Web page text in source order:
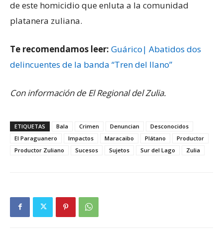
de este homicidio que enluta a la comunidad
platanera zuliana.
Te recomendamos leer: Guárico| Abatidos dos
delincuentes de la banda “Tren del llano”
Con información de El Regional del Zulia.
ETIQUETAS Bala Crimen Denuncian
Desconocidos
El Paraguanero
Impactos Maracaibo Plátano
Productor
Productor Zuliano
Sucesos Sujetos Sur del Lago Zulia